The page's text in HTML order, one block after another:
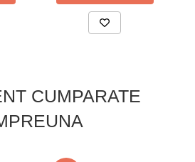
CUMPARATE